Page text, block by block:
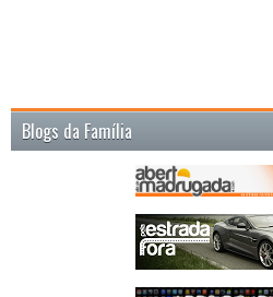
Blogs da Família